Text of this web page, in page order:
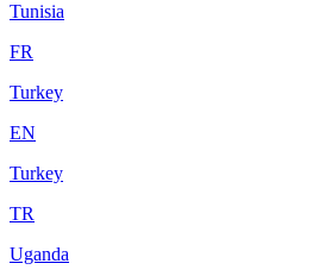
Tunisia
FR
Turkey
EN
Turkey
TR
Uganda